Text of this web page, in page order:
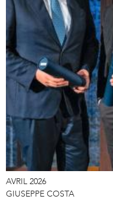
AVRIL 2026
GIUSEPPE COSTA